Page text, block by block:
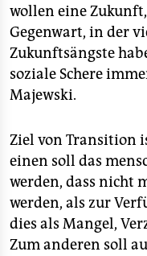
wollen eine
Gegenwart, in der
Zukunftsängste
soziale Schere
Majewski.
Ziel von Transition
einen soll das
werden, dass nicht
werden, als zur
dies als Mangel,
Zum anderen soll